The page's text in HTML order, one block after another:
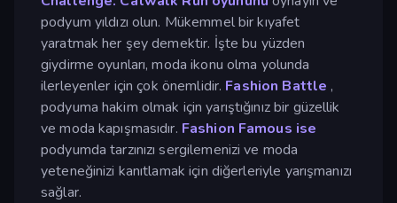
podyum yıldızı olun. Mükemmel bir kıyafet
yaratmak her şey demektir. İşte bu yüzden
giydirme oyunları, moda ikonu olma yolunda
ilerleyenler için çok önemlidir. Fashion Battle ,
podyuma hakim olmak için yarıştığınız bir güzellik
ve moda kapışmasıdır. Fashion Famous ise
podyumda tarzınızı sergilemenizi ve moda
yeteneğinizi kanıtlamak için diğerleriyle yarışmanızı
sağlar.